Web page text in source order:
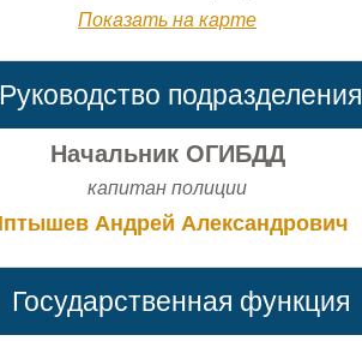
Показать на карте
Руководство подразделения
Начальник ОГИБДД
капитан полиции
Андрей Александрович
Государственная функция